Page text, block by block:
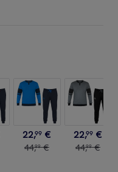
22,99 €
44,99 €
22,99 €
44,99 €